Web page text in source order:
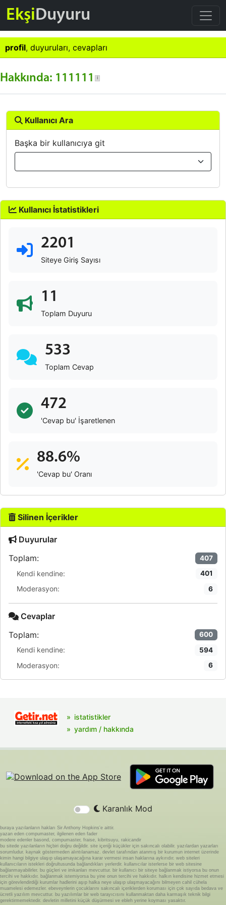
EkşiDuyuru
profil, duyuruları, cevapları
Hakkında: 111111
Kullanıcı Ara
Başka bir kullanıcıya git
Kullanıcı İstatistikleri
2201
Siteye Giriş Sayısı
11
Toplam Duyuru
533
Toplam Cevap
472
'Cevap bu' İşaretlenen
88.6%
'Cevap bu' Oranı
Silinen İçerikler
Duyurular
Toplam:
407
Kendi kendine: 401
Moderasyon: 6
Cevaplar
Toplam:
600
Kendi kendine: 594
Moderasyon: 6
istatistikler
yardım / hakkında
Karanlık Mod
buraya yazılanların hakları Sir Anthony Hopkins'e aittir.
yazan eden compumaster, ilgilenen eden fader
modere edenler basond, compumaster, fraise, kibritsuyu, rakicandir
bu sitede yazılanların hiçbiri doğru değildir. site içeriği küçükler için sakıncalı olabilir. yazılardan yazarları
sorumludur. kaynak göstermeden alıntılanamaz. devlet tarafından atanmış bir kurumun internet üzerinde
kimin hangi bilgiye ulaşıp ulaşamayacağına karar vermesi insan haklarına aykırıdır. web siteleri
kullanıcıların istekleri doğrultusunda bağlandıkları yerlerdir. kullanıcılar isterlerse bir web sitesine
bağlanmayabilirler. bu güçleri ve imkanları mevcuttur. bir kullanıcı bir siteye bağlanmak istiyorsa bu onun
tercihi ve hakkıdır. bağlanmak istemiyorsa bu yine onun tercihi ve hakkıdır. halkın kendisine hizmet etmesi
için görevlendirdiği kurumlar hadlerini aşıp halka neye ulaşıp ulaşmayacağını bilmeyen cahil cühela
muamelesi edemezler. ebeveynlerin çocuklarını sakıncalı içeriklerden koruması için çok sayıda bedava ve
ücretli yazılım mevcuttur. bu yazılımlar bir web tarayıcısını kullanmaktan daha karmaşık teknik bilgi
gerektirmemektedir. devletin milletini küçük düşürmesi ve ebleh yerine koyması yasaktır.